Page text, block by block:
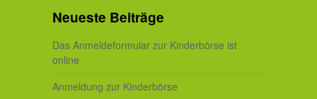
Neueste Beiträge
Das Anmeldeformular zur Kinderbörse ist
online
Anmeldung zur Kinderbörse